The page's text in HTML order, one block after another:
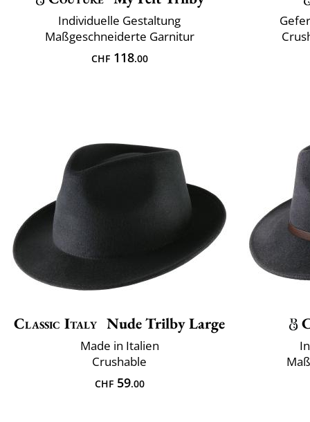
Individuelle Gestaltung
Maßgeschneiderte Garnitur
CHF118.00
Classic Italy Nude Trilby Large
Made in Italien
Crushable
CHF59.00